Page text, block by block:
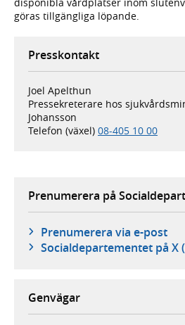
göras tillgängliga löpande.
Presskontakt
Joel Apelthun
Pressekreterare hos
Johansson
Telefon (växel) 08-405 10 00
Prenumerera på
Prenumerera via e-post
Social­departementet på X
Genvägar